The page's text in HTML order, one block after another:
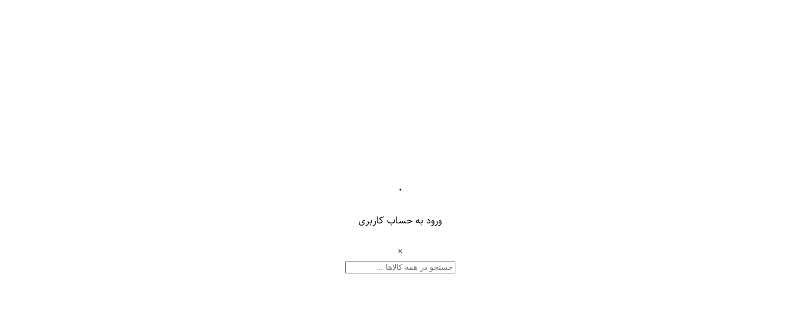
۰
ورود به حساب کاربری
×